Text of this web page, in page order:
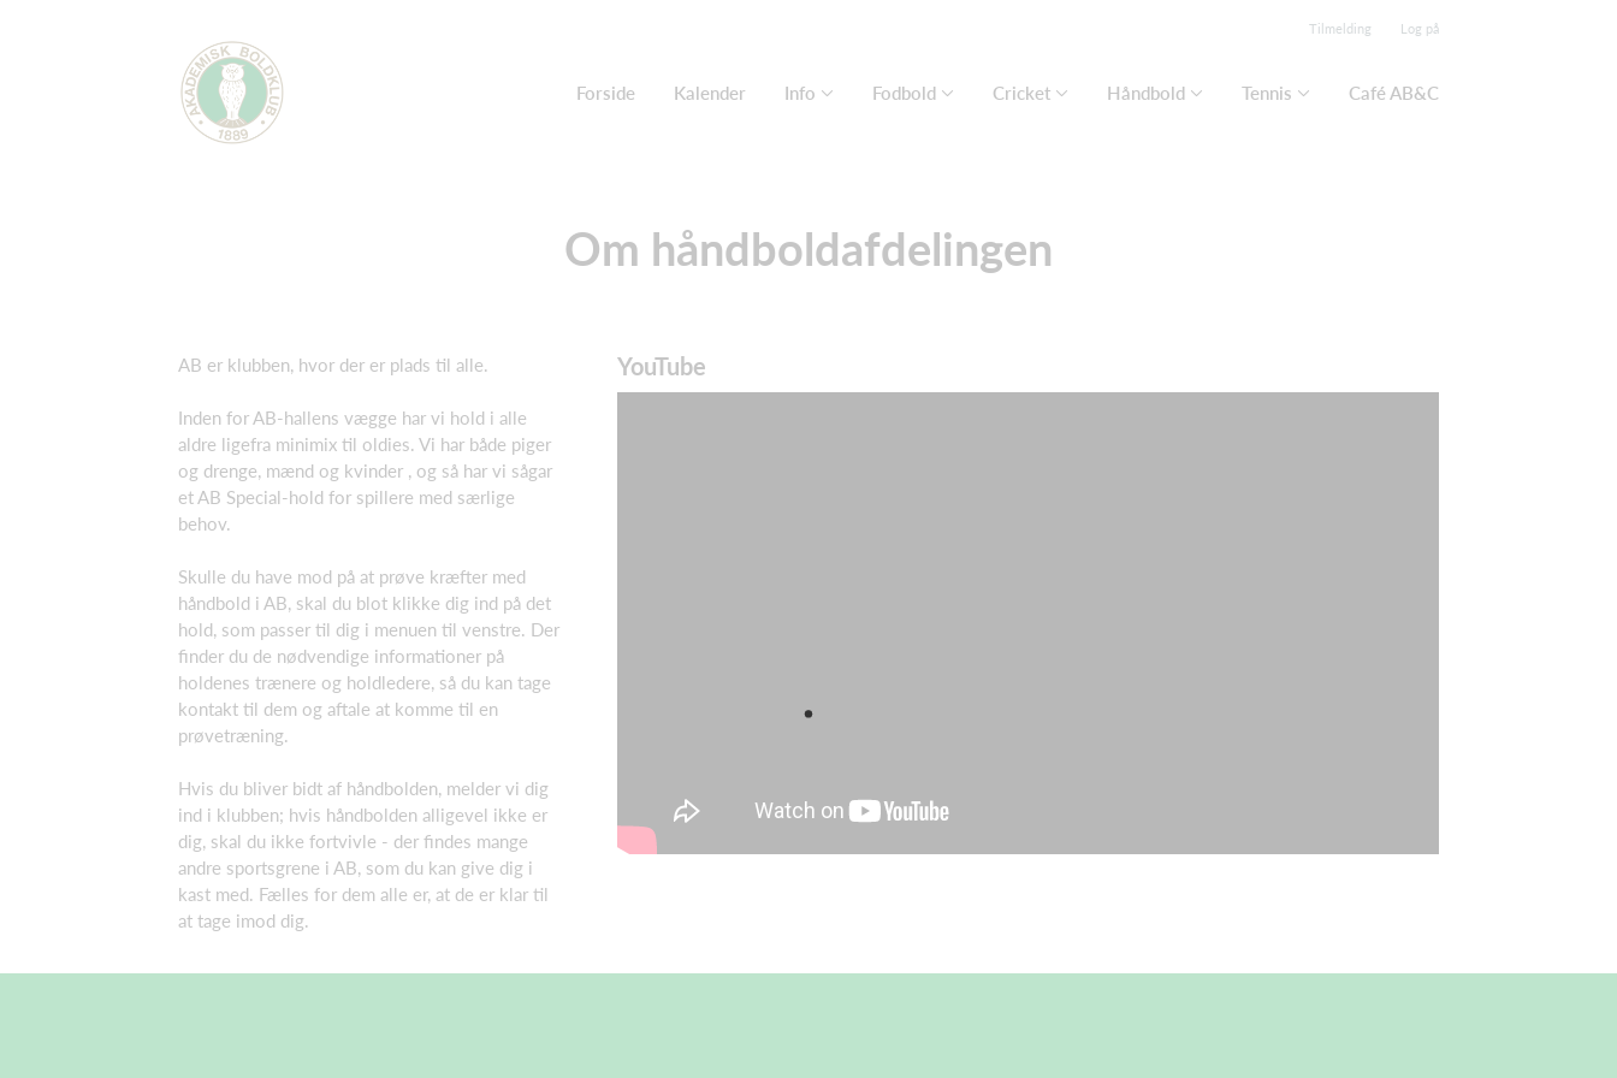
Tilmelding Log på
Forside Kalender Info Fodbold Cricket Håndbold Tennis Café AB&C
Om håndboldafdelingen
AB er klubben, hvor der er plads til alle.
Inden for AB-hallens vægge har vi hold i alle
aldre ligefra minimix til oldies. Vi har både piger
og drenge, mænd og kvinder , og så har vi sågar
et AB Special-hold for spillere med særlige
behov.
Skulle du have mod på at prøve kræfter med
håndbold i AB, skal du blot klikke dig ind på det
hold, som passer til dig i menuen til venstre. Der
finder du de nødvendige informationer på
holdenes trænere og holdledere, så du kan tage
kontakt til dem og aftale at komme til en
prøvetræning.
Hvis du bliver bidt af håndbolden, melder vi dig
ind i klubben; hvis håndbolden alligevel ikke er
dig, skal du ikke fortvivle - der findes mange
andre sportsgrene i AB, som du kan give dig i
kast med. Fælles for dem alle er, at de er klar til
at tage imod dig.
YouTube